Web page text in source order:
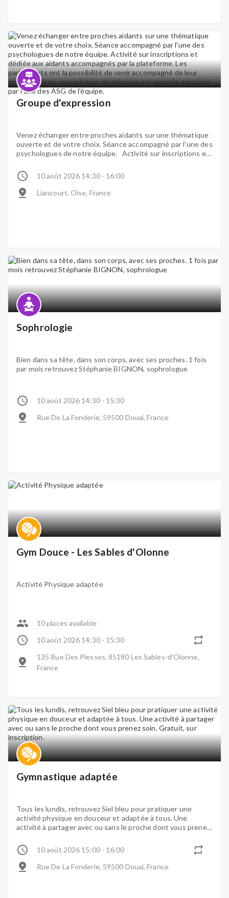
Groupe d'expression
Venez échanger entre proches aidants sur une thématique
ouverte et de votre choix. Séance accompagné par l'une des
psychologues de notre équipe. Activité sur inscriptions et
participants ont la possibilité de venir accompagné de leur
proche malade, une solution de relayage est assurée sur
place par l'une des ASG de l'équipe.
10 août 2026 14:30 - 16:00
Liancourt, Oise, France
Sophrologie
Bien dans sa tête, dans son corps, avec ses proches. 1 fois
par mois retrouvez Stéphanie BIGNON, sophrologue
10 août 2026 14:30 - 15:30
Rue De La Fonderie, 59500 Douai, France
Gym Douce - Les Sables d'Olonne
Activité Physique adaptée
10 places available
10 août 2026 14:30 - 15:30
135 Rue Des Plesses, 85180 Les Sables-d'Olonne,
France
Gymnastique adaptée
Tous les lundis, retrouvez Siel bleu pour pratiquer une
activité physique en douceur et adaptée à tous. Une
activité à partager avec ou sans le proche dont vous prenez
10 août 2026 15:00 - 16:00
Rue De La Fonderie, 59500 Douai, France